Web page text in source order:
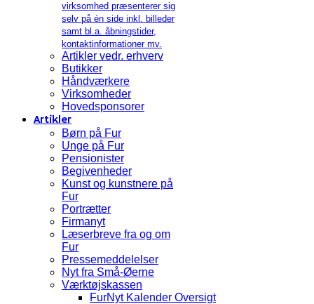
virksomhed præsenterer sig
selv på én side inkl. billeder
samt bl.a. åbningstider,
kontaktinformationer mv.
Artikler vedr. erhverv
Butikker
Håndværkere
Virksomheder
Hovedsponsorer
Artikler
Børn på Fur
Unge på Fur
Pensionister
Begivenheder
Kunst og kunstnere på
Fur
Portrætter
Firmanyt
Læserbreve fra og om
Fur
Pressemeddelelser
Nyt fra Små-Øerne
Værktøjskassen
FurNyt Kalender Oversigt